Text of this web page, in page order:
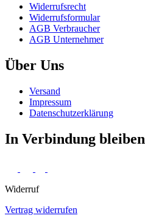
Widerrufs­recht
Widerrufs­formular
AGB Verbraucher
AGB Unternehmer
Über Uns
Versand
Impressum
Daten­schutz­erklärung
In Verbindung bleiben
Widerruf
Vertrag widerrufen